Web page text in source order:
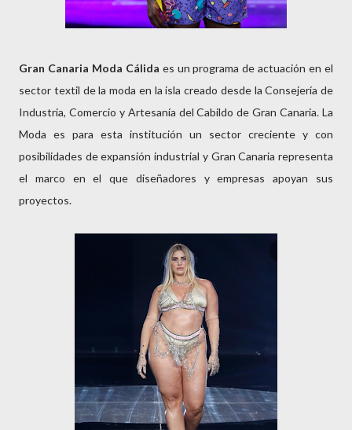
Gran Canaria Moda Cálida es un programa de actuación en el
sector textil de la moda en la isla creado desde la Consejería de
Industria, Comercio y Artesanía del Cabildo de Gran Canaria. La
Moda es para esta institución un sector creciente y con
posibilidades de expansión industrial y Gran Canaria representa
el marco en el que diseñadores y empresas apoyan sus
proyectos.